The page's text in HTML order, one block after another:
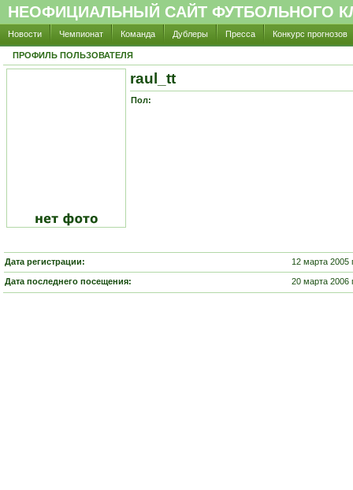
НЕОФИЦИАЛЬНЫЙ САЙТ ФУТБОЛЬНОГО
Новости Чемпионат Команда Дублеры Пресса Конкурс прогнозов
ПРОФИЛЬ ПОЛЬЗОВАТЕЛЯ
raul_tt
Пол:
Дата регистрации: 12 марта 2005
Дата последнего посещения: 20 марта 2006